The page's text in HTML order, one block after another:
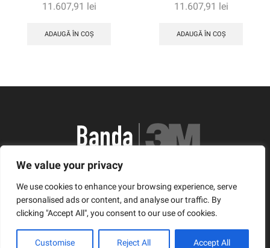
We value your privacy
We use cookies to enhance your browsing experience, serve
personalised ads or content, and analyse our traffic. By
clicking "Accept All", you consent to our use of cookies.
Customise Reject All Accept All
11.607,91 lei
ADAUGĂ ÎN COȘ
11.607,91 lei
ADAUGĂ ÎN COȘ
România, Arad, Calea Timisorii, Nr. 11
© Copyright 2021 | Banda3M.ro
Facebook
TwitterInstagram